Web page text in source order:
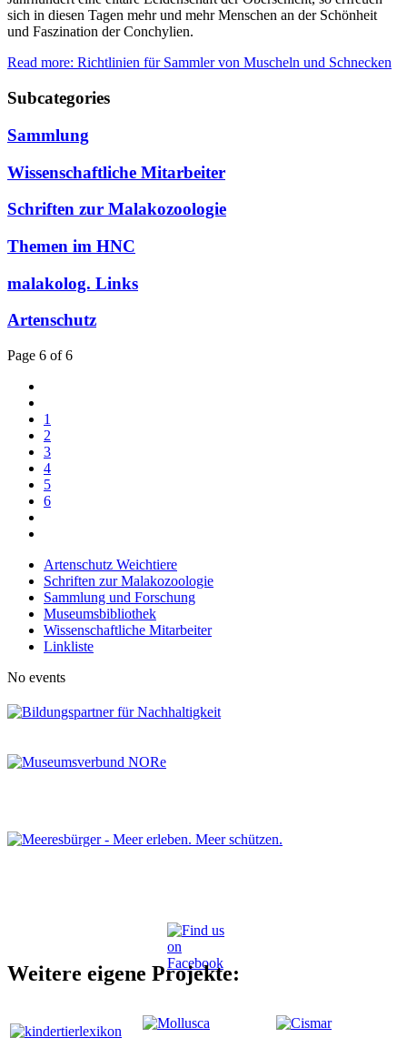
sich in diesen Tagen mehr und mehr Menschen an der Schönheit
und Faszination der Conchylien.
Read more: Richtlinien für Sammler von Muscheln und Schnecken
Subcategories
Sammlung
Wissenschaftliche Mitarbeiter
Schriften zur Malakozoologie
Themen im HNC
malakolog. Links
Artenschutz
Page 6 of 6
1
2
3
4
5
6
Artenschutz Weichtiere
Schriften zur Malakozoologie
Sammlung und Forschung
Museumsbibliothek
Wissenschaftliche Mitarbeiter
Linkliste
No events
Weitere eigene Projekte: